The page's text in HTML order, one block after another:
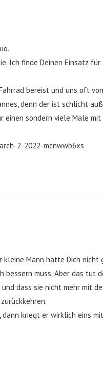
Ich finde Deinen Einsatz
bereist und uns oft
denn der ist schlicht
sondern viele Male
2-2022-mcnwwb6xs
Mann hatte Dich nicht
bessern muss. Aber das
dass sie nicht mehr mit
kriegt er wirklich eins